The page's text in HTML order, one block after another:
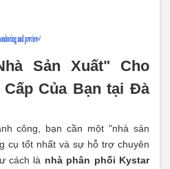
Sản Xuất" Cho
Của Bạn tại Đà
công, bạn cần một "nhà sản
cụ tốt nhất và sự hỗ trợ chuyên
cách là nhà phân phối Kystar